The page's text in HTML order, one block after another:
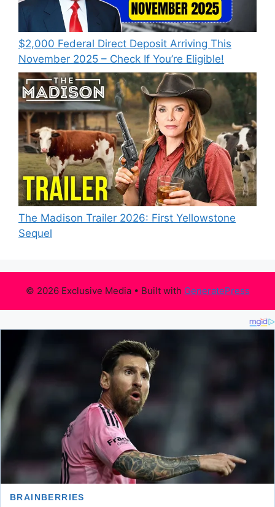
$2,000 Federal Direct Deposit Arriving This
November 2025 – Check If You’re Eligible!
The Madison Trailer 2026: First Yellowstone
Sequel
© 2026 Exclusive Media• Built with GeneratePress